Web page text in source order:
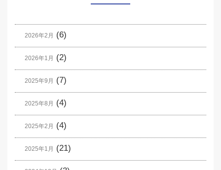
2026年2月 (6)
2026年1月 (2)
2025年9月 (7)
2025年8月 (4)
2025年2月 (4)
2025年1月 (21)